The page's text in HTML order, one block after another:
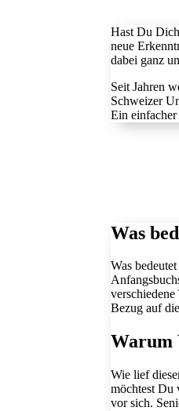
Hast Du
neue
dabei ganz
Seit Jahren
Schweizer
Ein einfacher
Was
Was
Bezug auf
Warum
Wie lief
möchtest Du
vor sich.